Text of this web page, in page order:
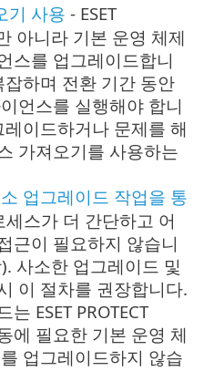
기 사용 - ESET
아니라 기본 운영 체제
스를 업그레이드합니
하며 전환 기간 동안
언스를 실행해야 합니
레이드하거나 문제를 해
가져오기를 사용하는
업그레이드 작업을 통
세스가 더 간단하고 어
근이 필요하지 않습니
사소한 업그레이드 및
이 절차를 권장합니다.
ESET PROTECT
에 필요한 기본 운영 체
업그레이드하지 않습